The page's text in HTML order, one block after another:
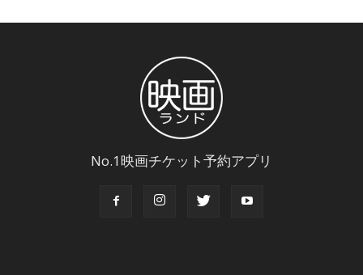
No.1映画チケット予約アプリ